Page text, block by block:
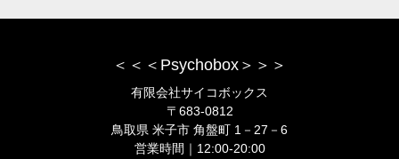
＜＜＜Psychobox＞＞＞
有限会社サイコボックス
〒683-0812
鳥取県 米子市 角盤町 1－27－6
営業時間｜12:00-20:00